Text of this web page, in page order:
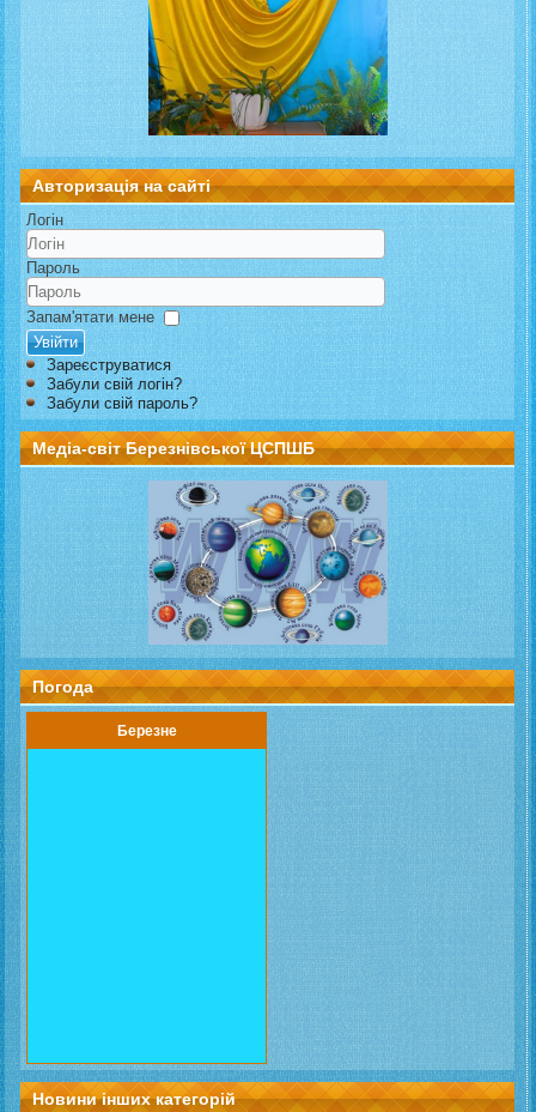
Авторизація на сайті
Логін
Пароль
Запам'ятати мене
Увійти
Зареєструватися
Забули свій логін?
Забули свій пароль?
Медіа-світ Березнівської ЦСПШБ
Погода
Березне
Новини інших категорій